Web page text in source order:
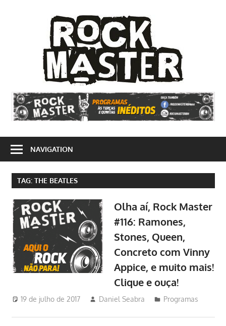
Site
dedicado
ao
e
suas
vertentes
NAVIGATION
TAG: THE BEATLES
Olha aí, Rock Master
#116: Ramones,
Stones, Queen,
Concreto com Vinny
Appice, e muito mais!
Clique e ouça!
19 de julho de 2017 Daniel Seabra Programas